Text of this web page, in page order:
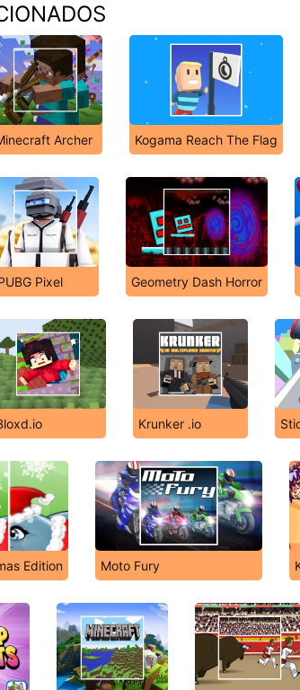
Archer Kogama Reach The Flag
Pixel Geometry Dash Horror
Krunker .io
Edition Moto Fury